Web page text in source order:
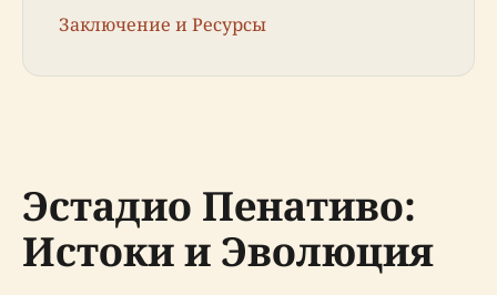
Заключение и Ресурсы
Эстадио Пенативо:
Истоки и Эволюция